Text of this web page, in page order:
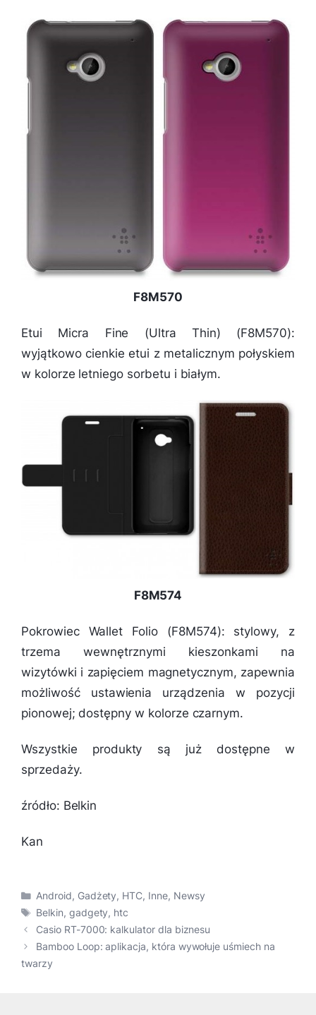
F8M570
Etui Micra Fine (Ultra Thin) (F8M570):
wyjątkowo cienkie etui z metalicznym połyskiem
w kolorze letniego sorbetu i białym.
F8M574
Pokrowiec Wallet Folio (F8M574): stylowy, z
trzema wewnętrznymi kieszonkami na
wizytówki i zapięciem magnetycznym, zapewnia
możliwość ustawienia urządzenia w pozycji
pionowej; dostępny w kolorze czarnym.
Wszystkie produkty są już dostępne w
sprzedaży.
źródło: Belkin
Kan
Kategorie
Android, Gadżety, HTC, Inne, Newsy
Tagi
Belkin, gadgety, htc
Casio RT-7000: kalkulator dla biznesu
Bamboo Loop: aplikacja, która wywołuje uśmiech na
twarzy